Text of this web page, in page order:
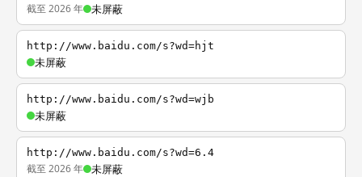
截至 2026 年 未屏蔽
http://www.baidu.com/s?wd=hjt
未屏蔽
http://www.baidu.com/s?wd=wjb
未屏蔽
http://www.baidu.com/s?wd=6.4
截至 2026 年 未屏蔽